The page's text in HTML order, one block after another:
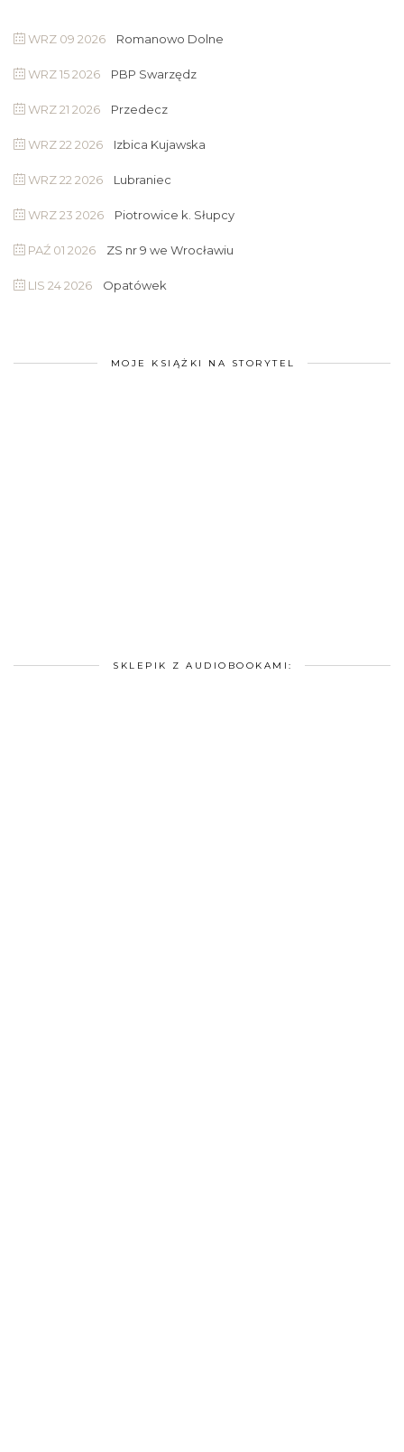
WRZ 09 2026 Romanowo Dolne
WRZ 15 2026 PBP Swarzędz
WRZ 21 2026 Przedecz
WRZ 22 2026 Izbica Kujawska
WRZ 22 2026 Lubraniec
WRZ 23 2026 Piotrowice k. Słupcy
PAŹ 01 2026 ZS nr 9 we Wrocławiu
LIS 24 2026 Opatówek
MOJE KSIĄŻKI NA STORYTEL
SKLEPIK Z AUDIOBOOKAMI: